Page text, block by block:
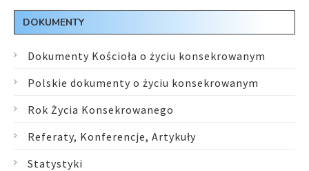
DOKUMENTY
Dokumenty Kościoła o życiu konsekrowanym
Polskie dokumenty o życiu konsekrowanym
Rok Życia Konsekrowanego
Referaty, Konferencje, Artykuły
Statystyki